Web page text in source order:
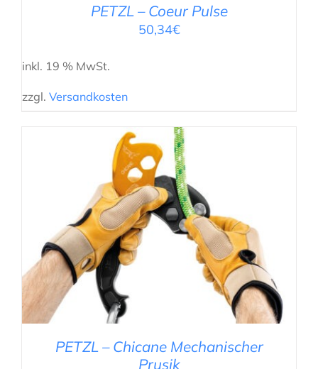
PETZL – Coeur Pulse
50,34€
inkl. 19 % MwSt.
zzgl. Versandkosten
IN DEN WARENKORB / DETAILS
PETZL – Chicane Mechanischer
Prusik